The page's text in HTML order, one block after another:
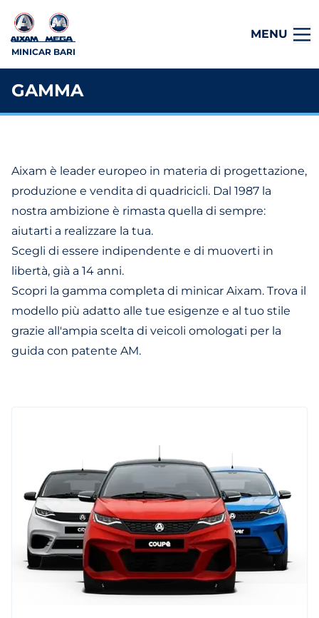
MINICAR BARI
MENU
GAMMA
Aixam è leader europeo in materia di progettazione,
produzione e vendita di quadricicli. Dal 1987 la
nostra ambizione è rimasta quella di sempre:
aiutarti a realizzare la tua.
Scegli di essere indipendente e di muoverti in
libertà, già a 14 anni.
Scopri la gamma completa di minicar Aixam. Trova il
modello più adatto alle tue esigenze e al tuo stile
grazie all'ampia scelta di veicoli omologati per la
guida con patente AM.